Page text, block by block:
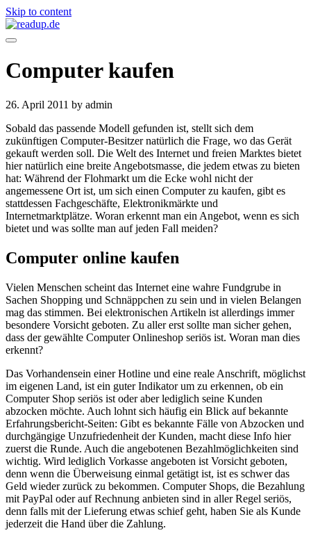
Skip to content
Computer kaufen
26. April 2011 by admin
Sobald das passende Modell gefunden ist, stellt sich dem
zukünftigen Computer-Besitzer natürlich die Frage, wo das Gerät
gekauft werden soll. Die Welt des Internet und freien Marktes bietet
hier natürlich eine breite Angebotsmasse, die jedem etwas zu bieten
hat: Während der Flohmarkt um die Ecke wohl nicht der
angemessene Ort ist, um sich einen Computer zu kaufen, gibt es
stattdessen Fachgeschäfte, Elektronikmärkte und
Internetmarktplätze. Woran erkennt man ein Angebot, wenn es sich
bietet und was sollte man auf jeden Fall meiden?
Computer online kaufen
Vielen Menschen scheint das Internet eine wahre Fundgrube in
Sachen Shopping und Schnäppchen zu sein und in vielen Belangen
mag das stimmen. Bei elektronischen Artikeln ist allerdings immer
besondere Vorsicht geboten. Zu aller erst sollte man sicher gehen,
dass der gewählte Computer Onlineshop seriös ist. Woran man dies
erkennt?
Das Vorhandensein einer Hotline und eine reale Anschrift, möglichst
im eigenen Land, ist ein guter Indikator um zu erkennen, ob ein
Computer Shop seriös ist oder aber lediglich seine Kunden
abzocken möchte. Auch lohnt sich häufig ein Blick auf bekannte
Erfahrungsbericht-Seiten: Gibt es bekannte Fälle von Abzocken und
durchgängige Unzufriedenheit der Kunden, macht diese Info hier
zuerst die Runde. Auch die angebotenen Bezahlmöglichkeiten sind
wichtig. Wird lediglich Vorkasse angeboten ist Vorsicht geboten,
denn wenn die Überweisung einmal getätigt ist, ist es schwer das
Geld wieder zurück zu bekommen. Computer Shops, die Bezahlung
mit PayPal oder auf Rechnung anbieten sind in aller Regel seriös,
denn falls mit der Lieferung etwas schief geht, haben Sie als Kunde
jederzeit die Hand über die Zahlung.